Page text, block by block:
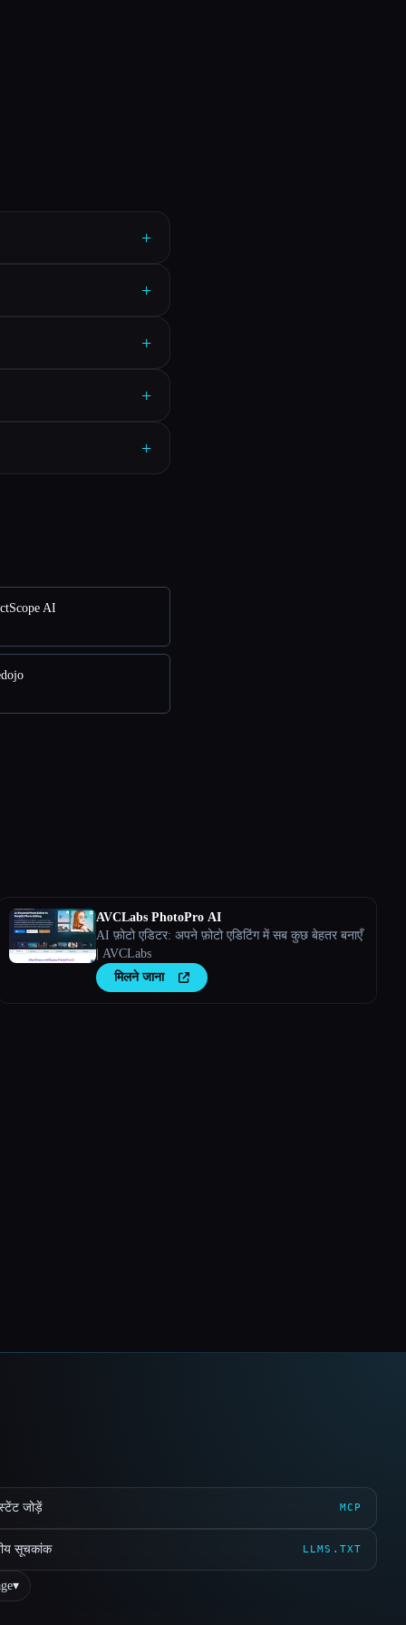
+
+
+
+
+
AI
AVCLabs PhotoPro AI
AI फ़ोटो एडिटर: अपने फ़ोटो एडिटिंग में सब कुछ बेहतर बनाएँ
| AVCLabs
मिलने जाना
जोड़ें MCP
सूचकांक LLMS.TXT
▾